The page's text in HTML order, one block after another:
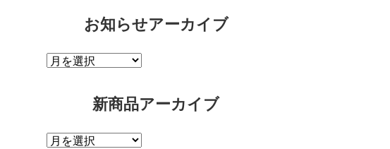
お知らせアーカイブ
新商品アーカイブ